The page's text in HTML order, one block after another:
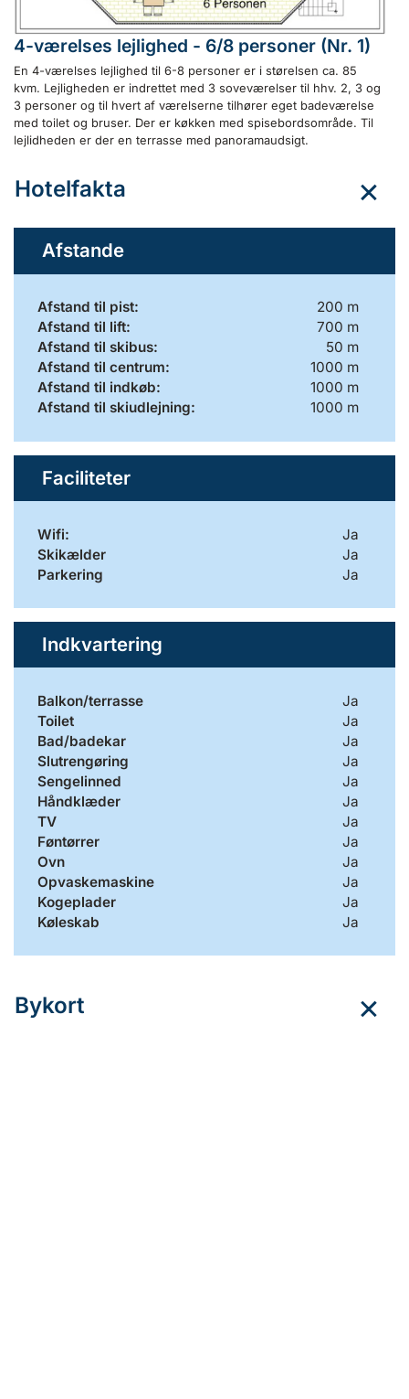
4-værelses lejlighed - 6/8 personer (Nr. 1)
En 4-værelses lejlighed til 6-8 personer er i størelsen ca. 85
kvm. Lejligheden er indrettet med 3 soveværelser til hhv. 2, 3 og
3 personer og til hvert af værelserne tilhører eget badeværelse
med toilet og bruser. Der er køkken med spisebordsområde. Til
lejlidheden er der en terrasse med panoramaudsigt.
Hotelfakta
Afstande
Afstand til pist:
200 m
Afstand til lift:
700 m
Afstand til skibus:
50 m
Afstand til centrum:
1000 m
Afstand til indkøb:
1000 m
Afstand til skiudlejning:
1000 m
Faciliteter
Wifi:
Ja
Skikælder
Ja
Parkering
Ja
Indkvartering
Balkon/terrasse
Ja
Toilet
Ja
Bad/badekar
Ja
Slutrengøring
Ja
Sengelinned
Ja
Håndklæder
Ja
TV
Ja
Føntørrer
Ja
Ovn
Ja
Opvaskemaskine
Ja
Kogeplader
Ja
Køleskab
Ja
Bykort